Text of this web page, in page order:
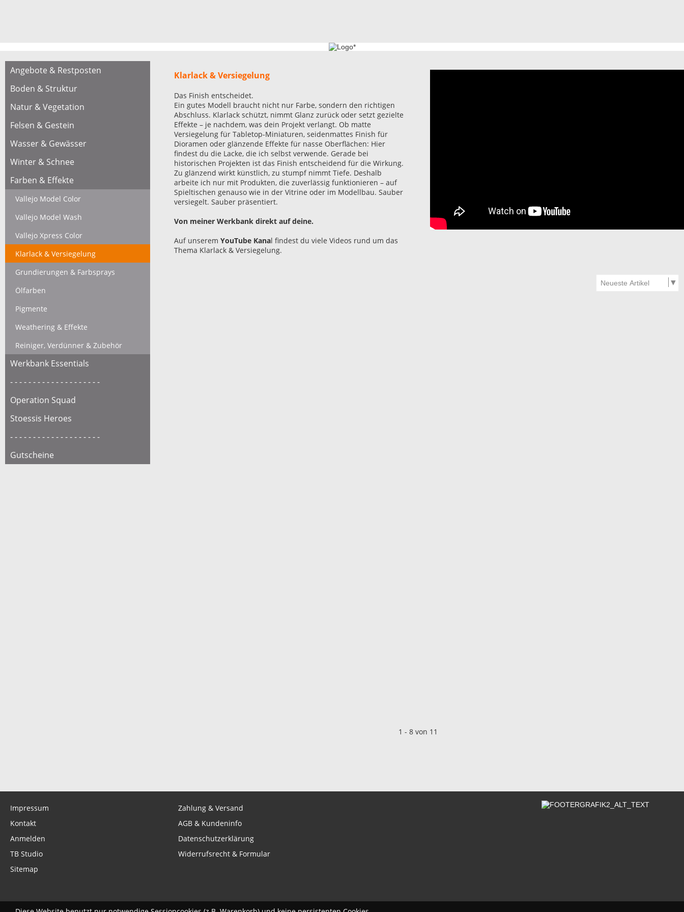
Angebote & Restposten
Boden & Struktur
Natur & Vegetation
Felsen & Gestein
Wasser & Gewässer
Winter & Schnee
Farben & Effekte
Vallejo Model Color
Vallejo Model Wash
Vallejo Xpress Color
Klarlack & Versiegelung
Grundierungen & Farbsprays
Ölfarben
Pigmente
Weathering & Effekte
Reiniger, Verdünner & Zubehör
Werkbank Essentials
- - - - - - - - - - - - - - - - - - - -
Operation Squad
Stoessis Heroes
- - - - - - - - - - - - - - - - - - - -
Gutscheine
Klarlack & Versiegelung
Das Finish entscheidet.
Ein gutes Modell braucht nicht nur Farbe, sondern den richtigen
Abschluss. Klarlack schützt, nimmt Glanz zurück oder setzt gezielte
Effekte – je nachdem, was dein Projekt verlangt. Ob matte
Versiegelung für Tabletop-Miniaturen, seidenmattes Finish für
Dioramen oder glänzende Effekte für nasse Oberflächen: Hier
findest du die Lacke, die ich selbst verwende. Gerade bei
historischen Projekten ist das Finish entscheidend für die Wirkung.
Zu glänzend wirkt künstlich, zu stumpf nimmt Tiefe. Deshalb
arbeite ich nur mit Produkten, die zuverlässig funktionieren – auf
Spieltischen genauso wie in der Vitrine oder im Modellbau. Sauber
versiegelt. Sauber präsentiert.
Von meiner Werkbank direkt auf deine.
Auf unserem YouTube Kanal findest du viele Videos rund um das
Thema Klarlack & Versiegelung.
1 - 8von 11
Impressum
Kontakt
Anmelden
TB Studio
Sitemap
Zahlung & Versand
AGB & Kundeninfo
Datenschutzerklärung
Widerrufsrecht & Formular